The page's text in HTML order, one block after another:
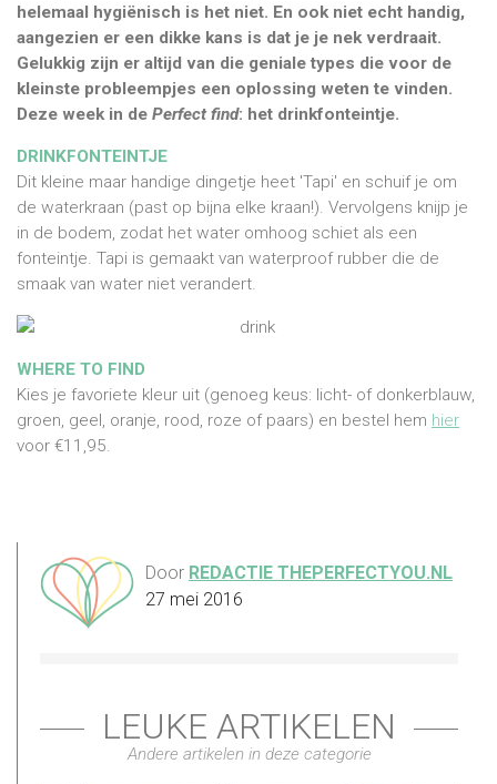
helemaal hygiënisch is het niet. En ook niet echt handig,
aangezien er een dikke kans is dat je je nek verdraait.
Gelukkig zijn er altijd van die geniale types die voor de
kleinste probleempjes een oplossing weten te vinden.
Deze week in de Perfect find: het drinkfonteintje.
DRINKFONTEINTJE
Dit kleine maar handige dingetje heet 'Tapi' en schuif je om
de waterkraan (past op bijna elke kraan!). Vervolgens knijp je
in de bodem, zodat het water omhoog schiet als een
fonteintje. Tapi is gemaakt van waterproof rubber die de
smaak van water niet verandert.
WHERE TO FIND
Kies je favoriete kleur uit (genoeg keus: licht- of donkerblauw,
groen, geel, oranje, rood, roze of paars) en bestel hem hier
voor €11,95.
Door REDACTIE THEPERFECTYOU.NL
27 mei 2016
LEUKE ARTIKELEN
Andere artikelen in deze categorie